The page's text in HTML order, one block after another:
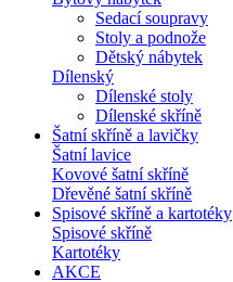
Sedací soupravy
Stoly a podnože
Dětský nábytek
Dílenský
Dílenské stoly
Dílenské skříně
Šatní skříně a lavičky
Šatní lavice
Kovové šatní skříně
Dřevěné šatní skříně
Spisové skříně a kartotéky
Spisové skříně
Kartotéky
AKCE